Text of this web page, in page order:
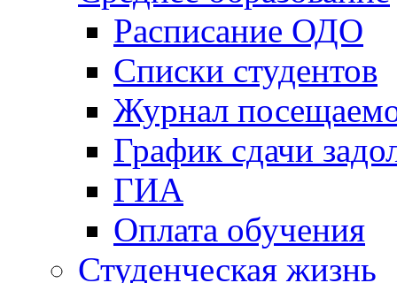
Расписание ОДО
Списки студентов
Журнал
График сдачи
ГИА
Оплата обучения
Студенческая жизнь